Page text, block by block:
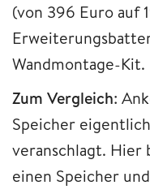
(von 396 Euro auf
Wandmontage-Kit.
Zum Vergleich:
Speicher
veranschlagt. Hier
einen Speicher